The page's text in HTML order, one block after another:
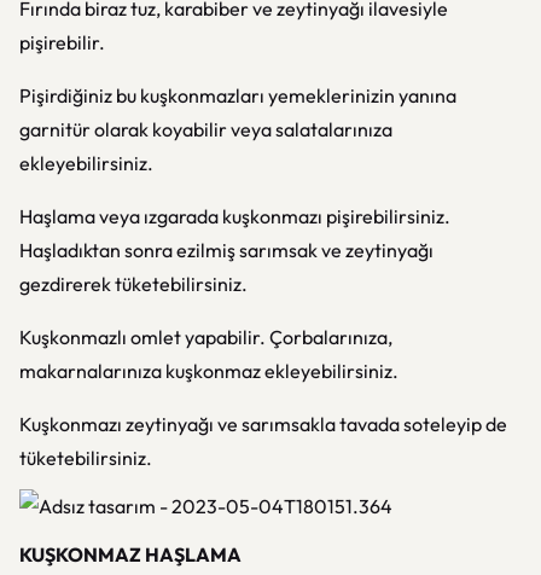
Fırında biraz tuz, karabiber ve zeytinyağı ilavesiyle
pişirebilir.
Pişirdiğiniz bu kuşkonmazları yemeklerinizin yanına
garnitür olarak koyabilir veya salatalarınıza
ekleyebilirsiniz.
Haşlama veya ızgarada kuşkonmazı pişirebilirsiniz.
Haşladıktan sonra ezilmiş sarımsak ve zeytinyağı
gezdirerek tüketebilirsiniz.
Kuşkonmazlı omlet yapabilir. Çorbalarınıza,
makarnalarınıza kuşkonmaz ekleyebilirsiniz.
Kuşkonmazı zeytinyağı ve sarımsakla tavada soteleyip de
tüketebilirsiniz.
KUŞKONMAZ HAŞLAMA